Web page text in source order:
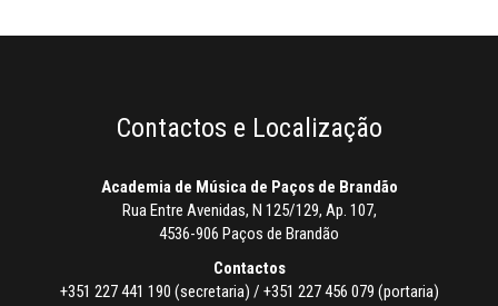
Contactos e Localização
Academia de Música de Paços de Brandão
Rua Entre Avenidas, N 125/129, Ap. 107,
4536-906 Paços de Brandão
Contactos
+351 227 441 190 (secretaria) / +351 227 456 079 (portaria)